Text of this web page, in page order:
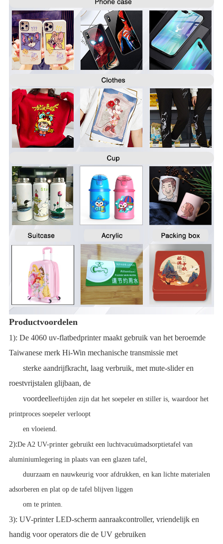
Productvoordelen
1): De 4060 uv-flatbedprinter maakt gebruik van het beroemde
Taiwanese merk Hi-Win mechanische transmissie met
sterke aandrijfkracht, laag verbruik, met mute-slider en
roestvrijstalen glijbaan, de
voordeelleeftijden zijn dat het soepeler en stiller is, waardoor het
printproces soepeler verloopt
en vloeiend.
2):De A2 UV-printer gebruikt een luchtvacuümadsorptietafel van
aluminiumlegering in plaats van een glazen tafel,
duurzaam en nauwkeurig voor afdrukken, en kan lichte materialen
adsorberen en plat op de tafel blijven liggen
om te printen.
3): UV-printer LED-scherm aanraakcontroller, vriendelijk en
handig voor operators die de UV gebruiken